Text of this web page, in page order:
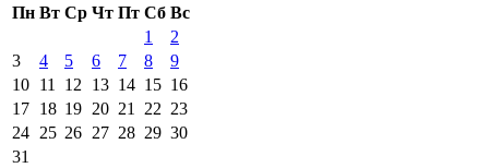
Пн Вт Ср Чт Пт Сб Вс
1
2
3
4 5 6 7 8
9
10 11 12 13 14 15 16
17 18 19 20 21 22 23
24 25 26 27 28 29 30
31